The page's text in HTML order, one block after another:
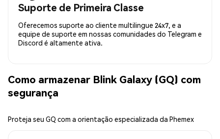
Suporte de Primeira Classe
Oferecemos suporte ao cliente multilingue 24x7, e a
equipe de suporte em nossas comunidades do Telegram e
Discord é altamente ativa.
Como armazenar Blink Galaxy (GQ) com
segurança
Proteja seu GQ com a orientação especializada da Phemex